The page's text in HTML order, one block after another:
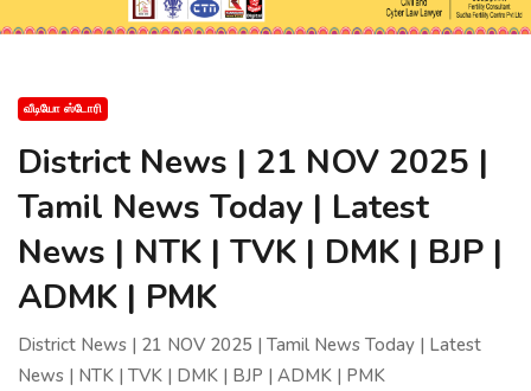
வீடியோ ஸ்டோரி
District News | 21 NOV 2025 |
Tamil News Today | Latest
News | NTK | TVK | DMK | BJP |
ADMK | PMK
District News | 21 NOV 2025 | Tamil News Today | Latest
News | NTK | TVK | DMK | BJP | ADMK | PMK